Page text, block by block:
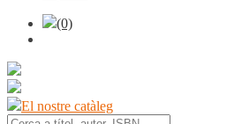
(0)
El nostre catàleg